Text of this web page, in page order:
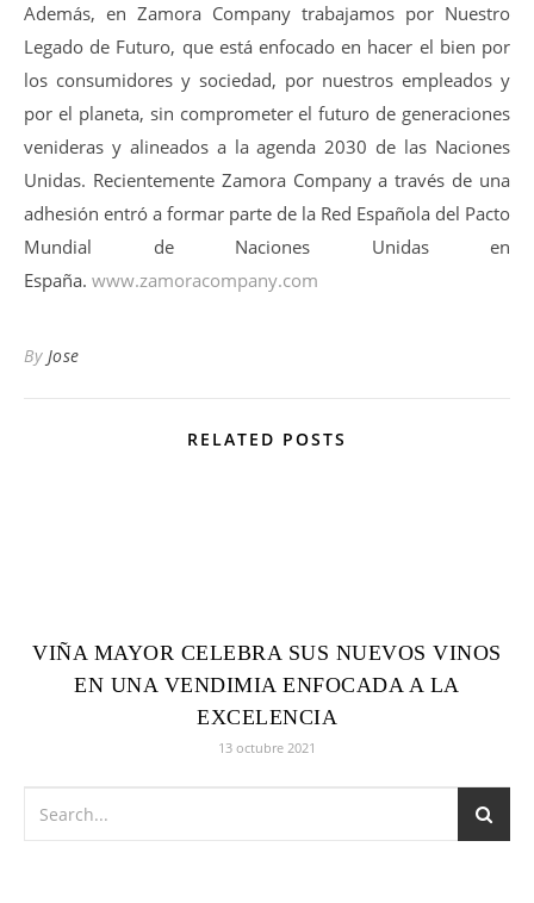
Además, en Zamora Company trabajamos por Nuestro
Legado de Futuro, que está enfocado en hacer el bien por
los consumidores y sociedad, por nuestros empleados y
por el planeta, sin comprometer el futuro de generaciones
venideras y alineados a la agenda 2030 de las Naciones
Unidas. Recientemente Zamora Company a través de una
adhesión entró a formar parte de la Red Española del Pacto
Mundial de Naciones Unidas en
España. www.zamoracompany.com
By Jose
RELATED POSTS
VIÑA MAYOR CELEBRA SUS NUEVOS VINOS
EN UNA VENDIMIA ENFOCADA A LA
EXCELENCIA
13 octubre 2021